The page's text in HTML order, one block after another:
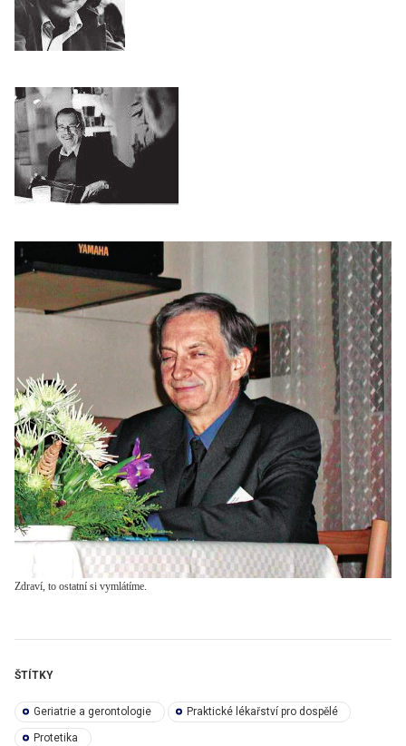
Zdraví, to ostatní si vymlátíme.
ŠTÍTKY
Geriatrie a gerontologie Praktické lékařství pro dospělé
Protetika